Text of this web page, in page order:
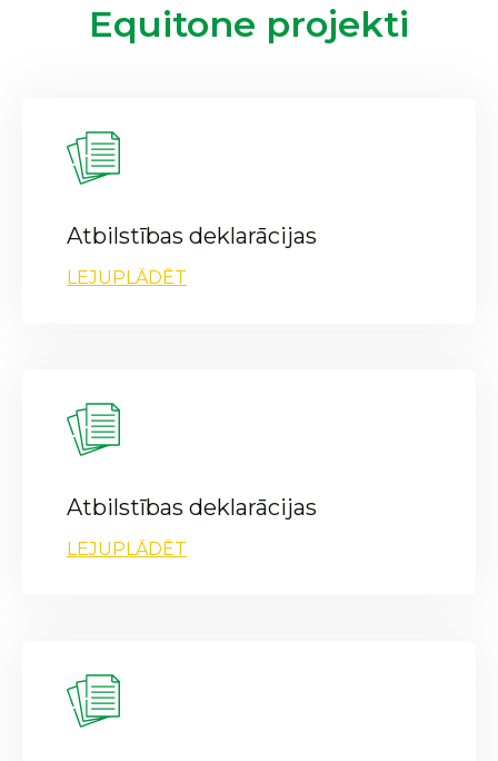
Equitone projekti
Atbilstības deklarācijas
LEJUPLĀDĒT
Atbilstības deklarācijas
LEJUPLĀDĒT